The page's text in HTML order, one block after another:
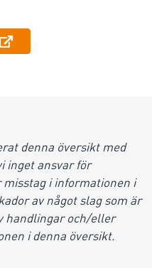
denna översikt med
inget ansvar för
i informationen i
av något slag som är
handlingar och/eller
i denna översikt.